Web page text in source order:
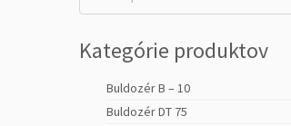
Kategórie produktov
Buldozér B – 10
Buldozér DT 75